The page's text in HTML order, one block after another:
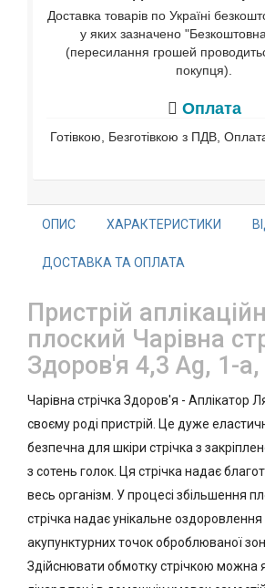
Доставка товарів по Україні
у яких зазначено
(пересилання грошей
покупця).
Оплата
Готівкою, Безготівкою з ПДВ,
ОПИС ХАРАКТЕРИСТИКИ
ДОСТАВКА ТА ОПЛАТА
Пристрій
плоский Чарівна
Здоров'я 4,3 Ag, 1-
Чарівна стрічка Здоров'я - Аплікатор
своєму роді пристрій. Це дуже
безпечна для шкіри стрічка з
з сотень голок. Ця стрічка надає
весь організм. У процесі збільшення
стрічка надає унікальне оздоровлення
акупунктурних точок оброблюваної
Здійснювати обмотку стрічкою можна